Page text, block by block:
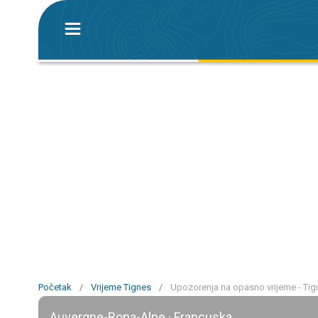
Početak / Vrijeme Tignes / Upozorenja na opasno vrijeme -